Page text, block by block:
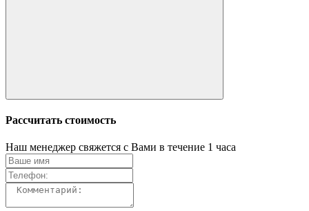
Рассчитать стоимость
Наш менеджер свяжется с Вами в течение 1 часа